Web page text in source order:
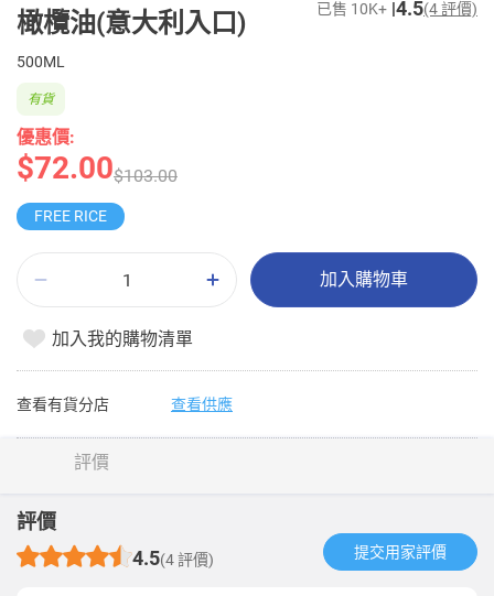
橄欖油(意大利入口) 已售 10K+ 4.5(4 評價)
500ML
優惠價:
$72.00$103.00
有貨
FREE RICE
加入購物車
加入我的購物清單
查看有貨分店 查看供應
評價
評價
4.5(4 評價) 提交用家評價​